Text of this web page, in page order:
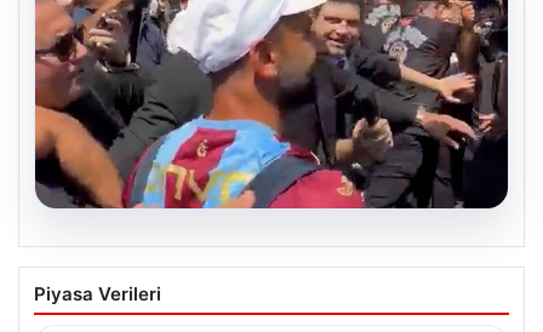
Mohamed Salah’tan Tarihi İlk Üçlü
Başarı
Piyasa Verileri